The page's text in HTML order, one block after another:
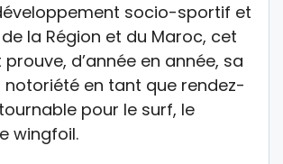
socio-sportif et
la Région et du Maroc, cet
d’année en année, sa
notoriété en tant que rendez-
pour le surf, le
wingfoil.